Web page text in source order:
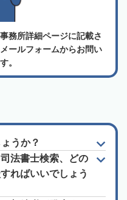
務所詳細ページに記載さ
ールフォームからお問い
。
うか？
法書士検索、どの
ればいいでしょう